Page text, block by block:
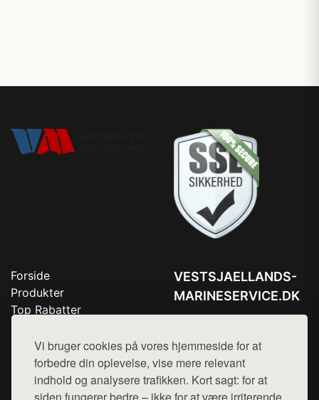
Vi bruger cookies på vores hjemmeside for at
forbedre din oplevelse, vise mere relevant
indhold og analysere trafikken. Kort sagt: for at
Forside
Produkter
Top Rabatter
Kontakt
VESTSJAELLANDS-
MARINESERVICE.DK
Mail:hej@want.dk
Cookie- og privatlivspolitik